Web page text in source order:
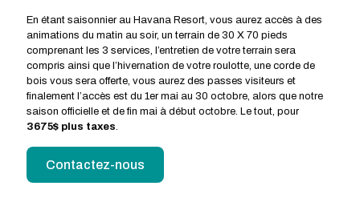
En étant saisonnier au Havana Resort, vous aurez accès à des
animations du matin au soir, un terrain de 30 X 70 pieds
comprenant les 3 services, l’entretien de votre terrain sera
compris ainsi que l’hivernation de votre roulotte, une corde de
bois vous sera offerte, vous aurez des passes visiteurs et
finalement l’accès est du 1er mai au 30 octobre, alors que notre
saison officielle et de fin mai à début octobre. Le tout, pour
3675$ plus taxes.
Contactez-nous